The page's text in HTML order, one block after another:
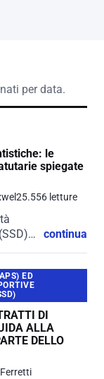
per data.
le
spiegate
25.556 letture
continua
ED
DI
ALLA
DELLO